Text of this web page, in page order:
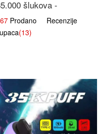
šlukova -
Mentol |
i Svježa Okus
Prodano Recenzije
(13)